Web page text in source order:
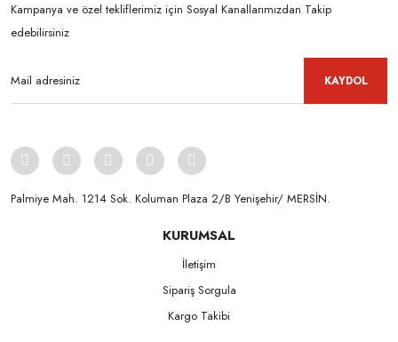
Kampanya ve özel tekliflerimiz için Sosyal Kanallarımızdan Takip
edebilirsiniz
KAYDOL
Palmiye Mah. 1214 Sok. Koluman Plaza 2/B Yenişehir/ MERSİN.ㅤㅤㅤㅤㅤㅤㅤㅤㅤㅤㅤㅤㅤㅤㅤㅤㅤㅤㅤㅤㅤㅤㅤㅤㅤㅤㅤㅤㅤㅤㅤㅤㅤㅤㅤ ㅤㅤㅤㅤㅤㅤㅤㅤㅤㅤ
KURUMSAL
İletişim
Sipariş Sorgula
Kargo Takibi